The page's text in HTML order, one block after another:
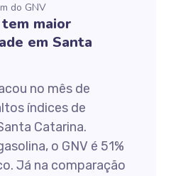
do GNV
maior
em Santa
no mês de
índices de
Catarina.
o GNV é 51%
Já na comparação